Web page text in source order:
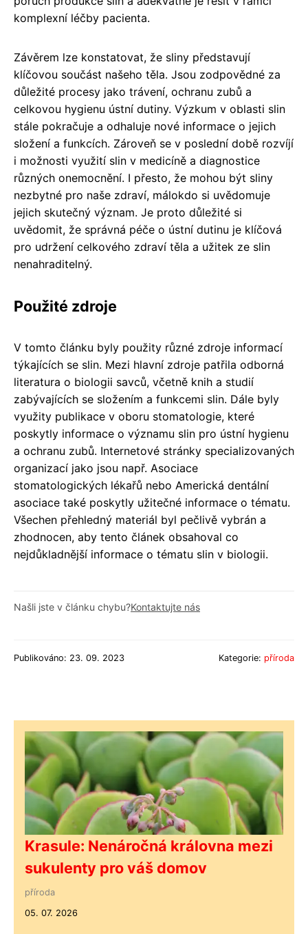
komplexní léčby pacienta.
Závěrem lze konstatovat, že sliny představují
klíčovou součást našeho těla. Jsou zodpovědné za
důležité procesy jako trávení, ochranu zubů a
celkovou hygienu ústní dutiny. Výzkum v oblasti slin
stále pokračuje a odhaluje nové informace o jejich
složení a funkcích. Zároveň se v poslední době rozvíjí
i možnosti využití slin v medicíně a diagnostice
různých onemocnění. I přesto, že mohou být sliny
nezbytné pro naše zdraví, málokdo si uvědomuje
jejich skutečný význam. Je proto důležité si
uvědomit, že správná péče o ústní dutinu je klíčová
pro udržení celkového zdraví těla a užitek ze slin
nenahraditelný.
Použité zdroje
V tomto článku byly použity různé zdroje informací
týkajících se slin. Mezi hlavní zdroje patřila odborná
literatura o biologii savců, včetně knih a studií
zabývajících se složením a funkcemi slin. Dále byly
využity publikace v oboru stomatologie, které
poskytly informace o významu slin pro ústní hygienu
a ochranu zubů. Internetové stránky specializovaných
organizací jako jsou např. Asociace
stomatologických lékařů nebo Americká dentální
asociace také poskytly užitečné informace o tématu.
Všechen přehledný materiál byl pečlivě vybrán a
zhodnocen, aby tento článek obsahoval co
nejdůkladnější informace o tématu slin v biologii.
Našli jste v článku chybu?Kontaktujte nás
Publikováno: 23. 09. 2023 Kategorie: příroda
Krasule: Nenáročná královna mezi
sukulenty pro váš domov
příroda
05. 07. 2026